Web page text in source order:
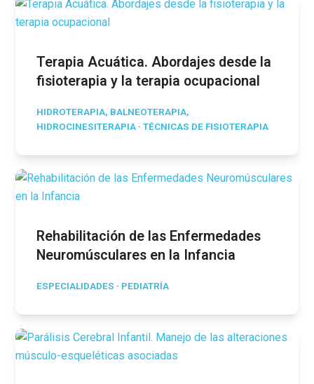
Terapia Acuática. Abordajes desde la
fisioterapia y la terapia ocupacional
HIDROTERAPIA, BALNEOTERAPIA,
HIDROCINESITERAPIA ·TÉCNICAS DE FISIOTERAPIA
Rehabilitación de las Enfermedades
Neuromúsculares en la Infancia
ESPECIALIDADES · PEDIATRÍA